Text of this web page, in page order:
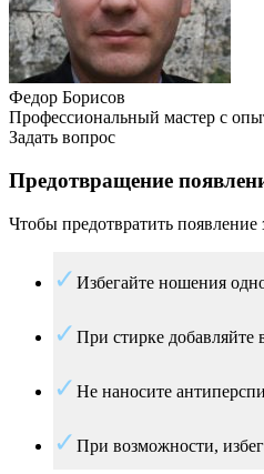
Федор Борисов
Профессиональный мастер с
Задать вопрос
Предотвращение
Чтобы предотвратить
Избегайте ношения
При стирке добавляйте
Не наносите
При возможности,